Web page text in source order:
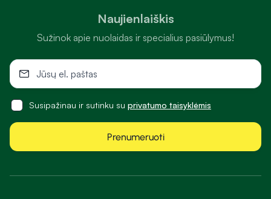
Naujienlaiškis
Sužinok apie nuolaidas ir specialius pasiūlymus!
Susipažinau ir sutinku su privatumo taisyklėmis
Prenumeruoti